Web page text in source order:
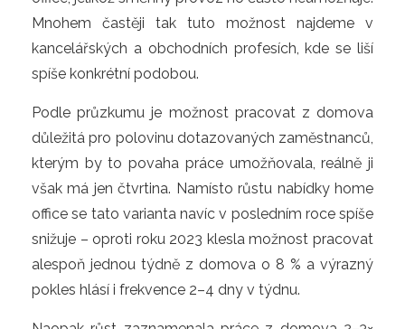
Mnohem častěji tak tuto možnost najdeme v
kancelářských a obchodních profesích, kde se liší
spíše konkrétní podobou.
Podle průzkumu je možnost pracovat z domova
důležitá pro polovinu dotazovaných zaměstnanců,
kterým by to povaha práce umožňovala, reálně ji
však má jen čtvrtina. Namísto růstu nabídky home
office se tato varianta navíc v posledním roce spíše
snižuje – oproti roku 2023 klesla možnost pracovat
alespoň jednou týdně z domova o 8 % a výrazný
pokles hlásí i frekvence 2–4 dny v týdnu.